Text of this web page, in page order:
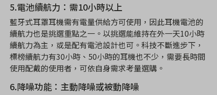
5.電池續航力：需10小時以上
藍牙式耳罩耳機需有電量供給方可使用，因此耳機電池的
續航力也是挑選重點之一。以挑選能維持在外一天10小時
續航力為主，或是配有電池設計也可。科技不斷進步下，
標榜續航力有30小時、50小時的耳機也不少，需要長時間
使用配戴的使用者，可依自身需求考量選購。
6.降噪功能：主動降噪或被動降噪